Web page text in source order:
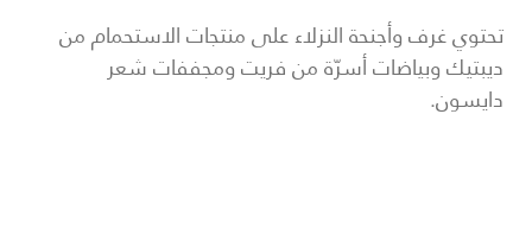
تحتوي غرف وأجنحة النزلاء على منتجات الاستحمام من
ديبتيك وبياضات أسرّة من فريت ومجففات شعر
دايسون.